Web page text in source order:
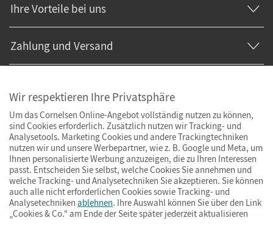
Ihre Vorteile bei uns
Zahlung und Versand
ImpressumAGBDatenschutzBarrierefreiheitCookies & Co.
Wir respektieren Ihre Privatsphäre
Um das Cornelsen Online-Angebot vollständig nutzen zu können,
sind Cookies erforderlich. Zusätzlich nutzen wir Tracking- und
Analysetools. Marketing Cookies und andere Trackingtechniken
nutzen wir und unsere Werbepartner, wie z. B. Google und Meta, um
Ihnen personalisierte Werbung anzuzeigen, die zu Ihren Interessen
passt. Entscheiden Sie selbst, welche Cookies Sie annehmen und
welche Tracking- und Analysetechniken Sie akzeptieren. Sie können
auch alle nicht erforderlichen Cookies sowie Tracking- und
Analysetechniken ablehnen. Ihre Auswahl können Sie über den Link
„Cookies & Co.“ am Ende der Seite später jederzeit aktualisieren